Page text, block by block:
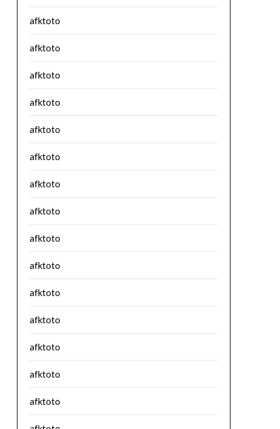
afktoto
afktoto
afktoto
afktoto
afktoto
afktoto
afktoto
afktoto
afktoto
afktoto
afktoto
afktoto
afktoto
afktoto
afktoto